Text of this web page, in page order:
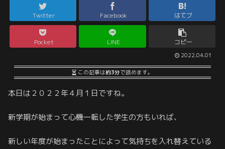
Twitter Facebook はてブ
Pocket LINE コピー
2022.04.01
この記事は約3分で読めます。
本日は２０２２年４月１日ですね。
新学期が始まって心機一転した学生の方もいれば、
新しい年度が始まったことによって気持ちを入れ替えている